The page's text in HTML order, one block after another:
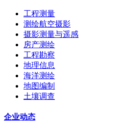
工程测量
测绘航空摄影
摄影测量与遥感
房产测绘
工程勘察
地理信息
海洋测绘
地图编制
土壤调查
企业动态